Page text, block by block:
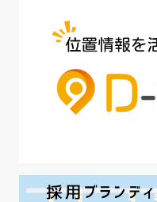
#魅力の伝え方
#採用オウンド
#採用ピッチ資料
#